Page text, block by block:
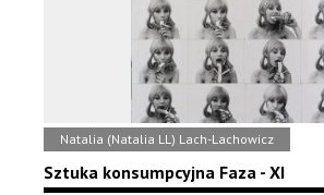
Natalia (Natalia LL) Lach-Lachowicz
Sztuka konsumpcyjna Faza - XI